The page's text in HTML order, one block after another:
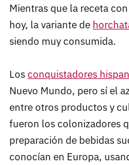
Mientras que la receta
hoy, la variante de
siendo muy consumida.
Losconquistadores
Nuevo Mundo, pero sí el
entre otros productos y
fueron los colonizadores
preparación de bebidas
conocían en Europa,